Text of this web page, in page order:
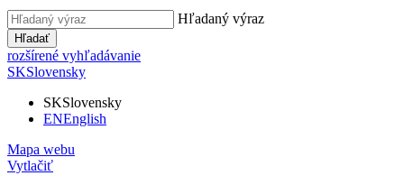
Hľadaný výraz
Hľadať
rozšírené vyhľadávanie
SKSlovensky
SKSlovensky
ENEnglish
Mapa webu
Vytlačiť